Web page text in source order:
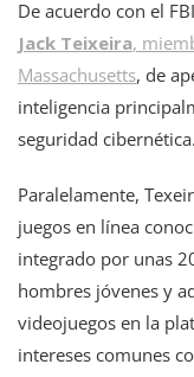
De acuerdo con el
Jack Teixeira,
Massachusetts, de
inteligencia
seguridad cibernética.
Paralelamente,
juegos en línea
integrado por unas
hombres jóvenes y
videojuegos en la
intereses comunes